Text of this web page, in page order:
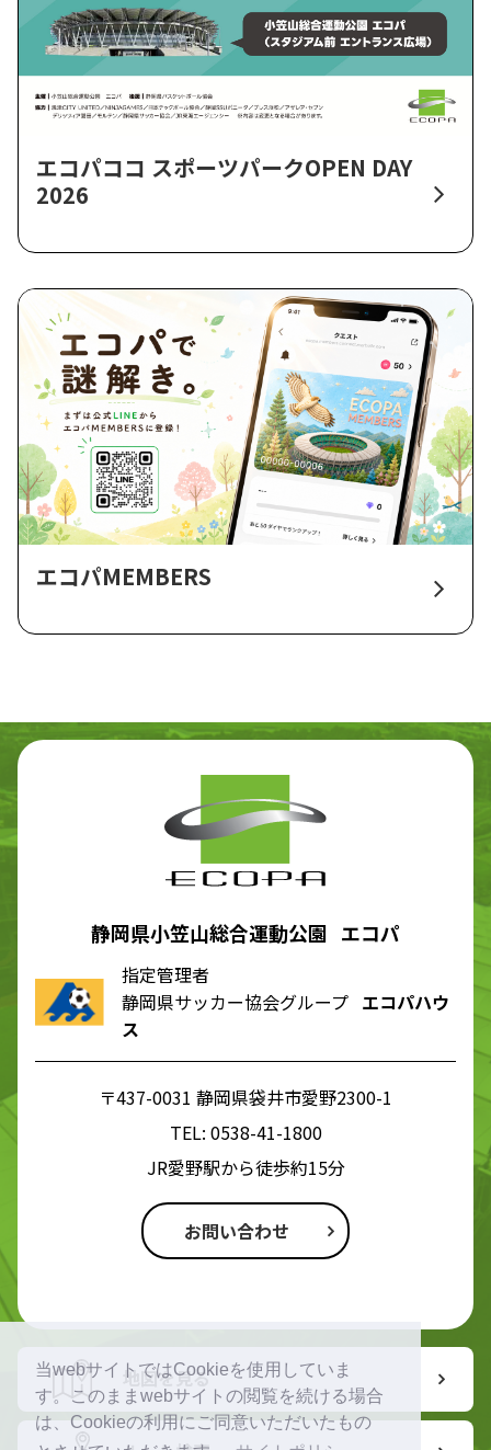
当webサイトではCookieを使用していま
す。このままwebサイトの閲覧を続ける場合
は、Cookieの利用にご同意いただいたもの
エコパココ スポーツパークOPEN DAY
2026
エコパMEMBERS
静岡県小笠山総合運動公園 エコパ
指定管理者
静岡県サッカー協会グループ エコパハウ
ス
〒437-0031 静岡県袋井市愛野2300-1
TEL: 0538-41-1800
JR愛野駅から徒歩約15分
お問い合わせ
地図を見る